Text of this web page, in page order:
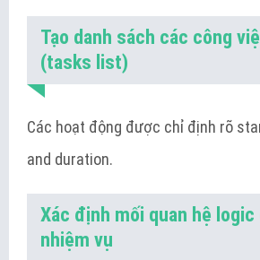
Tạo danh sách các công
(tasks list)
Các hoạt động được chỉ định rõ
and duration.
Xác định mối quan hệ logic
nhiệm vụ